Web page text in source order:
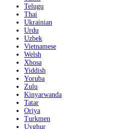
Telugu
Thai
Ukrainian
Urdu
Uzbek
Vietnamese
Welsh
Xhosa
Yiddish
Yoruba
Zulu
Kinyarwanda
Tatar
Oriya
Turkmen
Uyghur